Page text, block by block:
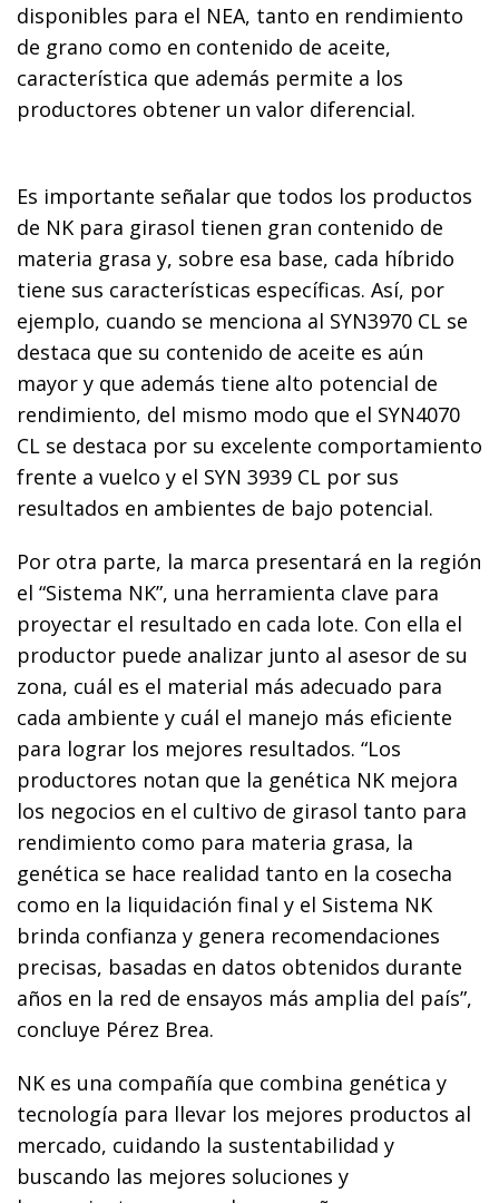
disponibles para el NEA, tanto en rendimiento
de grano como en contenido de aceite,
característica que además permite a los
productores obtener un valor diferencial.
Es importante señalar que todos los productos
de NK para girasol tienen gran contenido de
materia grasa y, sobre esa base, cada híbrido
tiene sus características específicas. Así, por
ejemplo, cuando se menciona al SYN3970 CL se
destaca que su contenido de aceite es aún
mayor y que además tiene alto potencial de
rendimiento, del mismo modo que el SYN4070
CL se destaca por su excelente comportamiento
frente a vuelco y el SYN 3939 CL por sus
resultados en ambientes de bajo potencial.
Por otra parte, la marca presentará en la región
el “Sistema NK”, una herramienta clave para
proyectar el resultado en cada lote. Con ella el
productor puede analizar junto al asesor de su
zona, cuál es el material más adecuado para
cada ambiente y cuál el manejo más eficiente
para lograr los mejores resultados. “Los
productores notan que la genética NK mejora
los negocios en el cultivo de girasol tanto para
rendimiento como para materia grasa, la
genética se hace realidad tanto en la cosecha
como en la liquidación final y el Sistema NK
brinda confianza y genera recomendaciones
precisas, basadas en datos obtenidos durante
años en la red de ensayos más amplia del país”,
concluye Pérez Brea.
NK es una compañía que combina genética y
tecnología para llevar los mejores productos al
mercado, cuidando la sustentabilidad y
buscando las mejores soluciones y